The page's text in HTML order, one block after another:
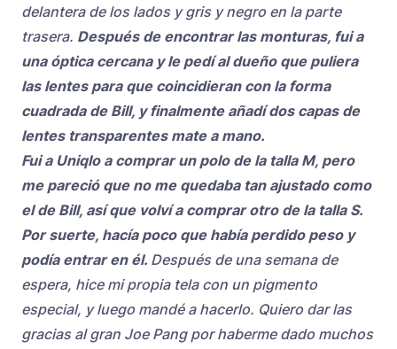
delantera de los lados y gris y negro en la parte
trasera. Después de encontrar las monturas, fui a
una óptica cercana y le pedí al dueño que puliera
las lentes para que coincidieran con la forma
cuadrada de Bill, y finalmente añadí dos capas de
lentes transparentes mate a mano.
Fui a Uniqlo a comprar un polo de la talla M, pero
me pareció que no me quedaba tan ajustado como
el de Bill, así que volví a comprar otro de la talla S.
Por suerte, hacía poco que había perdido peso y
podía entrar en él. Después de una semana de
espera, hice mi propia tela con un pigmento
especial, y luego mandé a hacerlo. Quiero dar las
gracias al gran Joe Pang por haberme dado muchos